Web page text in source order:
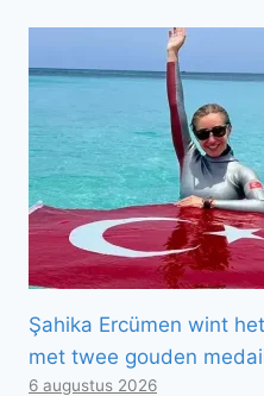
Şahika Ercümen wint
met twee gouden
6 augustus 2026